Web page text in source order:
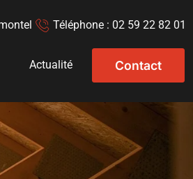
Téléphone : 02 59 22 82 01
Actualité Contact